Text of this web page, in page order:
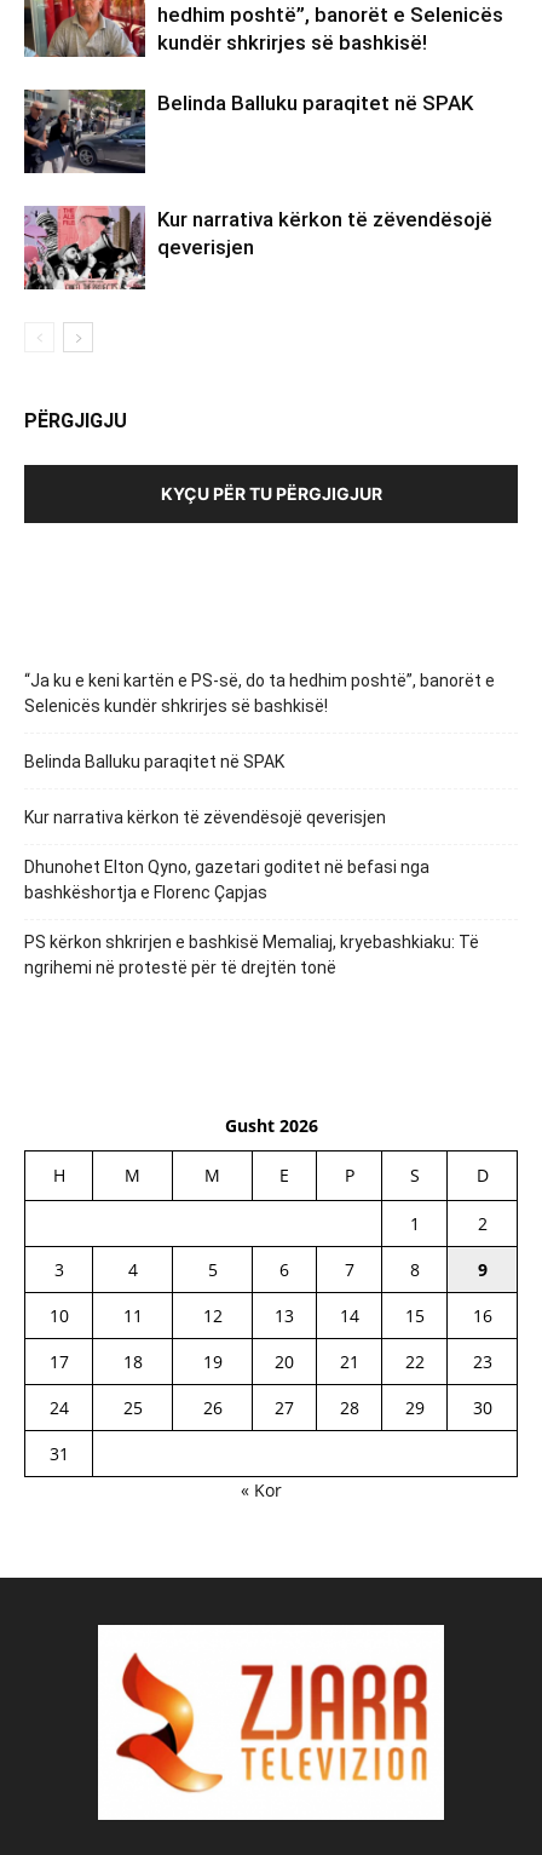
hedhim poshtë”, banorët e Selenicës
kundër shkrirjes së bashkisë!
Belinda Balluku paraqitet në SPAK
Kur narrativa kërkon të zëvendësojë
qeverisjen
PËRGJIGJU
KYÇU PËR TU PËRGJIGJUR
“Ja ku e keni kartën e PS-së, do ta hedhim poshtë”, banorët e
Selenicës kundër shkrirjes së bashkisë!
Belinda Balluku paraqitet në SPAK
Kur narrativa kërkon të zëvendësojë qeverisjen
Dhunohet Elton Qyno, gazetari goditet në befasi nga
bashkëshortja e Florenc Çapjas
PS kërkon shkrirjen e bashkisë Memaliaj, kryebashkiaku: Të
ngrihemi në protestë për të drejtën tonë
Gusht 2026
H M M E P S D
1
2
3
4 5 6 7 8
9
10
11 12 13 14 15
16
17
18 19 20 21 22
23
24
25 26 27 28 29
30
31
« Kor